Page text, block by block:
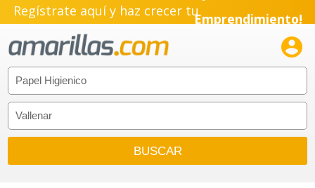
Regístrate aquí y haz crecer tuEmprendimiento!
